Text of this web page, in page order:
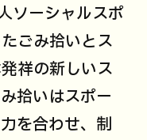
ソーシャルスポ
ごみ拾いとス
祥の新しいス
拾いはスポー
を合わせ、制